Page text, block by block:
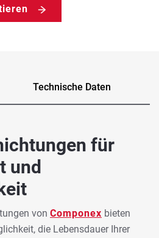
Technische Daten
für
und
von Componex bieten
die Lebensdauer Ihrer